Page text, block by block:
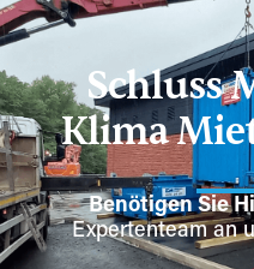
Schluss
Klima
Benötigen Sie
Expertenteam an